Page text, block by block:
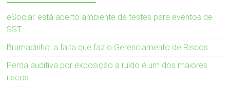
eSocial: está aberto ambiente de testes para eventos de
SST
Brumadinho: a falta que faz o Gerenciamento de Riscos
Perda auditiva por exposição a ruído é um dos maiores
riscos